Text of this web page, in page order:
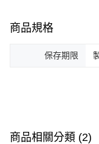
商品規格
保存期限
商品相關分類 (2)